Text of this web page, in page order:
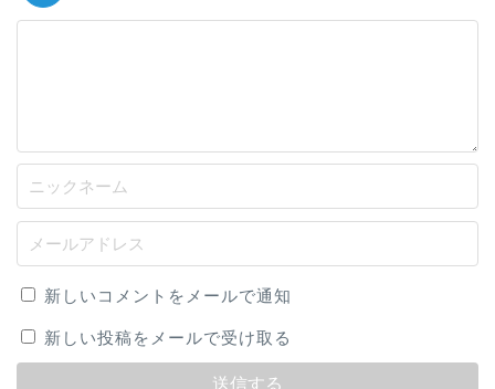
新しいコメントをメールで通知
新しい投稿をメールで受け取る